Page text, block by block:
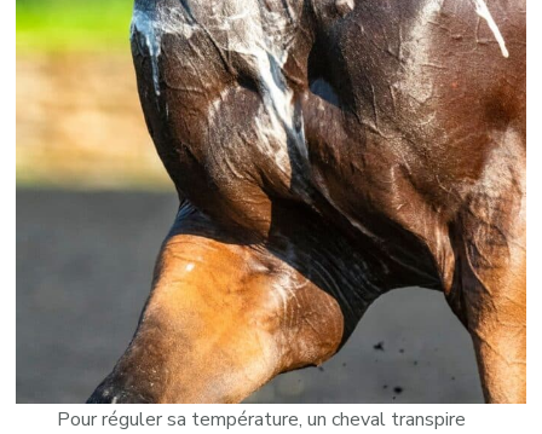
Pour réguler sa température, un cheval transpire